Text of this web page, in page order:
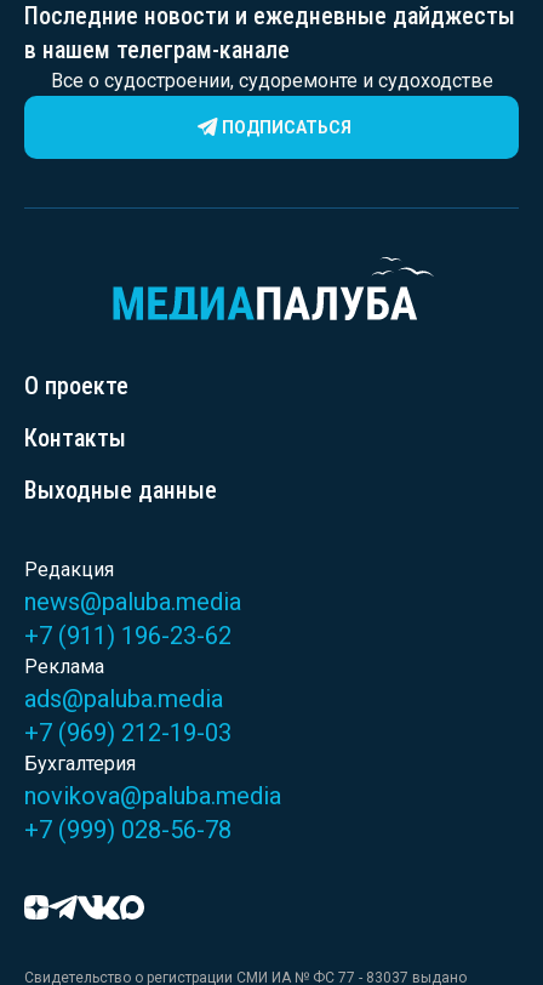
Последние новости и ежедневные дайджесты
в нашем телеграм-канале
Все о судостроении, судоремонте и судоходстве
ПОДПИСАТЬСЯ
О проекте
Контакты
Выходные данные
Редакция
news@paluba.media
+7 (911) 196-23-62
Реклама
ads@paluba.media
+7 (969) 212-19-03
Бухгалтерия
novikova@paluba.media
+7 (999) 028-56-78
Свидетельство о регистрации СМИ ИА № ФС 77 - 83037 выдано